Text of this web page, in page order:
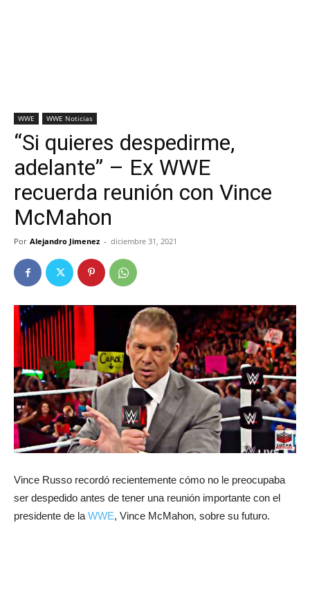
WWE WWE Noticias
“Si quieres despedirme,
adelante” – Ex WWE
recuerda reunión con Vince
McMahon
Por Alejandro Jimenez - diciembre 31, 2021
Vince Russo recordó recientemente cómo no le preocupaba
ser despedido antes de tener una reunión importante con el
presidente de la WWE, Vince McMahon, sobre su futuro.